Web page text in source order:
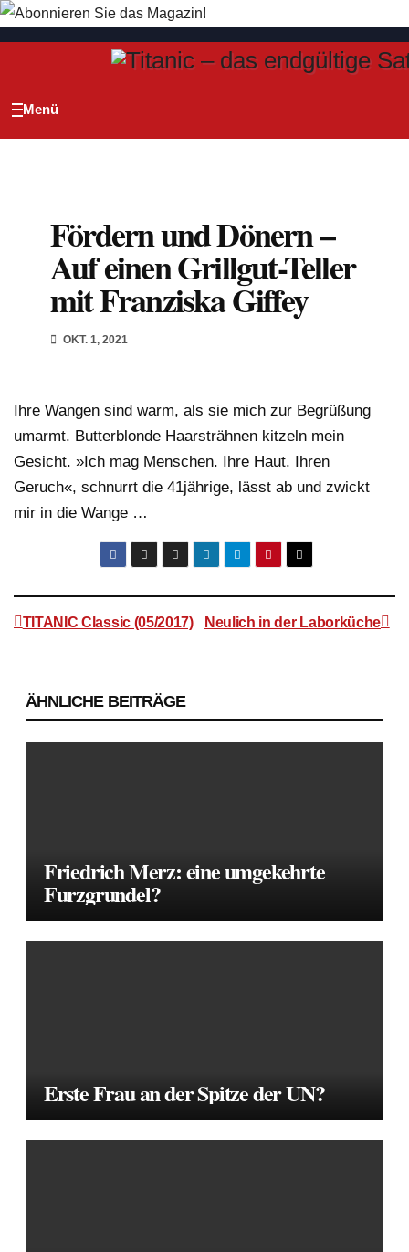
Zum
Fördern und Dönern –
Auf einen Grillgut-Teller
mit Franziska Giffey
OKT. 1, 2021
Ihre Wangen sind warm, als sie mich zur Begrüßung
umarmt. Butterblonde Haarsträhnen kitzeln mein
Gesicht. »Ich mag Menschen. Ihre Haut. Ihren
Geruch«, schnurrt die 41jährige, lässt ab und zwickt
mir in die Wange …
Beitragsnavigation
Neulich in der Laborküche
TITANIC Classic (05/2017)
ÄHNLICHE BEITRÄGE
Friedrich Merz: eine umgekehrte
Furzgrundel?
Erste Frau an der Spitze der UN?